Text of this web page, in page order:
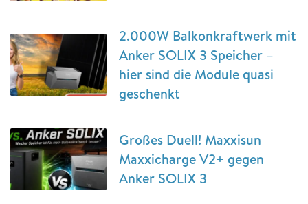
2.000W Balkonkraftwerk mit
Anker SOLIX 3 Speicher –
hier sind die Module quasi
geschenkt
Großes Duell! Maxxisun
Maxxicharge V2+ gegen
Anker SOLIX 3